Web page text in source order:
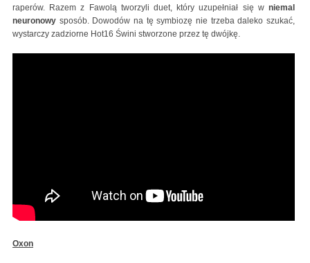
raperów. Razem z Fawolą tworzyli duet, który uzupełniał się w niemal
neuronowy sposób. Dowodów na tę symbiozę nie trzeba daleko szukać,
wystarczy zadziorne Hot16 Świni stworzone przez tę dwójkę.
Oxon